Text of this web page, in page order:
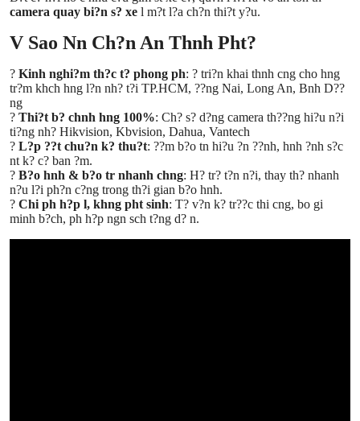
camera quay bi?n s? xe l m?t l?a ch?n thi?t y?u.
V Sao Nn Ch?n An Thnh Pht?
? Kinh nghi?m th?c t? phong ph: ? tri?n khai thnh cng cho hng
tr?m khch hng l?n nh? t?i TP.HCM, ??ng Nai, Long An, Bnh D??
ng
? Thi?t b? chnh hng 100%: Ch? s? d?ng camera th??ng hi?u n?i
ti?ng nh? Hikvision, Kbvision, Dahua, Vantech
? L?p ??t chu?n k? thu?t: ??m b?o tn hi?u ?n ??nh, hnh ?nh s?c
nt k? c? ban ?m.
? B?o hnh & b?o tr nhanh chng: H? tr? t?n n?i, thay th? nhanh
n?u l?i ph?n c?ng trong th?i gian b?o hnh.
? Chi ph h?p l, khng pht sinh: T? v?n k? tr??c thi cng, bo gi
minh b?ch, ph h?p ngn sch t?ng d? n.